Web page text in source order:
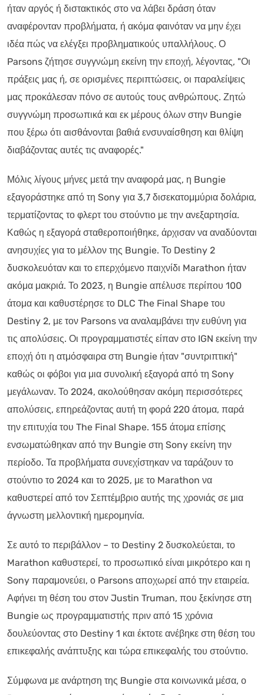
ήταν αργός ή διστακτικός στο να λάβει δράση όταν
αναφέρονταν προβλήματα, ή ακόμα φαινόταν να μην έχει
ιδέα πώς να ελέγξει προβληματικούς υπαλλήλους. Ο
Parsons ζήτησε συγγνώμη εκείνη την εποχή, λέγοντας, "Οι
πράξεις μας ή, σε ορισμένες περιπτώσεις, οι παραλείψεις
μας προκάλεσαν πόνο σε αυτούς τους ανθρώπους. Ζητώ
συγγνώμη προσωπικά και εκ μέρους όλων στην Bungie
που ξέρω ότι αισθάνονται βαθιά ενσυναίσθηση και θλίψη
διαβάζοντας αυτές τις αναφορές."
Μόλις λίγους μήνες μετά την αναφορά μας, η Bungie
εξαγοράστηκε από τη Sony για 3,7 δισεκατομμύρια δολάρια,
τερματίζοντας το φλερτ του στούντιο με την ανεξαρτησία.
Καθώς η εξαγορά σταθεροποιήθηκε, άρχισαν να αναδύονται
ανησυχίες για το μέλλον της Bungie. Το Destiny 2
δυσκολευόταν και το επερχόμενο παιχνίδι Marathon ήταν
ακόμα μακριά. Το 2023, η Bungie απέλυσε περίπου 100
άτομα και καθυστέρησε το DLC The Final Shape του
Destiny 2, με τον Parsons να αναλαμβάνει την ευθύνη για
τις απολύσεις. Οι προγραμματιστές είπαν στο IGN εκείνη την
εποχή ότι η ατμόσφαιρα στη Bungie ήταν "συντριπτική"
καθώς οι φόβοι για μια συνολική εξαγορά από τη Sony
μεγάλωναν. Το 2024, ακολούθησαν ακόμη περισσότερες
απολύσεις, επηρεάζοντας αυτή τη φορά 220 άτομα, παρά
την επιτυχία του The Final Shape. 155 άτομα επίσης
ενσωματώθηκαν από την Bungie στη Sony εκείνη την
περίοδο. Τα προβλήματα συνεχίστηκαν να ταράζουν το
στούντιο το 2024 και το 2025, με το Marathon να
καθυστερεί από τον Σεπτέμβριο αυτής της χρονιάς σε μια
άγνωστη μελλοντική ημερομηνία.
Σε αυτό το περιβάλλον – το Destiny 2 δυσκολεύεται, το
Marathon καθυστερεί, το προσωπικό είναι μικρότερο και η
Sony παραμονεύει, ο Parsons αποχωρεί από την εταιρεία.
Αφήνει τη θέση του στον Justin Truman, που ξεκίνησε στη
Bungie ως προγραμματιστής πριν από 15 χρόνια
δουλεύοντας στο Destiny 1 και έκτοτε ανέβηκε στη θέση του
επικεφαλής ανάπτυξης και τώρα επικεφαλής του στούντιο.
Σύμφωνα με ανάρτηση της Bungie στα κοινωνικά μέσα, ο